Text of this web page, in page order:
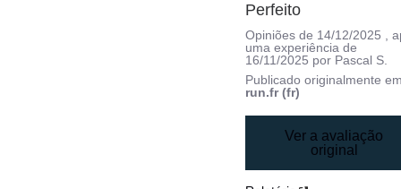
Perfeito
Opiniões de 14/12/2025
,
uma experiência de
16/11/2025 por Pascal S.
Publicado originalmente
run.fr (fr)
Ver a avaliação
original